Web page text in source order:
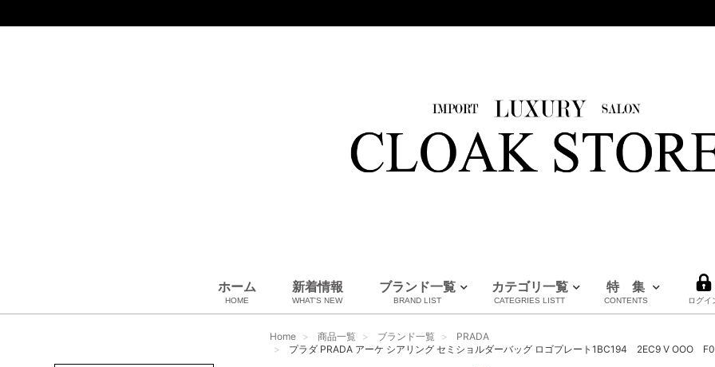
ホーム
HOME
新着情報
WHAT'S NEW
ブランド一覧
BRAND LIST
エルメス
ルイヴィトン
バーバリー
プラダ
フェンディ
メゾンマルジェラ
シャネル
エムエムシックス
マルニ
全てのブランドを見る
カテゴリ一覧
CATEGRIES LISTT
コート、上着
雑貨・その他
バッグ＆ポーチ
アロマ＆フレグランス
特 集
CONTENTS ログイ
Home 商品一覧 ブランド一覧
PRADA
プラダ PRADA アーケ シアリング セミショルダーバッグ ロゴプレート1BC194 2EC9 V OOO